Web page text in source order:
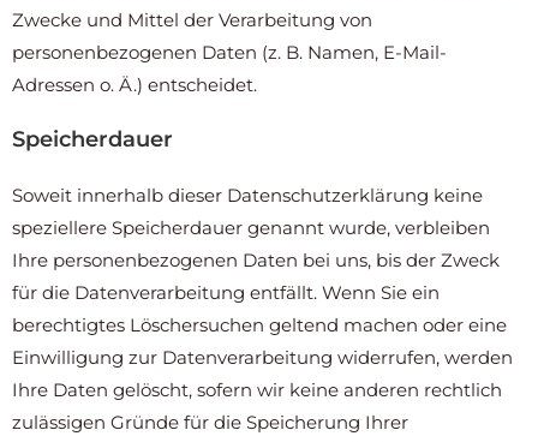
Zwecke und Mittel der Verarbeitung von
personenbezogenen Daten (z. B. Namen, E-Mail-
Adressen o. Ä.) entscheidet.
Speicherdauer
Soweit innerhalb dieser Datenschutzerklärung keine
speziellere Speicherdauer genannt wurde, verbleiben
Ihre personenbezogenen Daten bei uns, bis der Zweck
für die Datenverarbeitung entfällt. Wenn Sie ein
berechtigtes Löschersuchen geltend machen oder eine
Einwilligung zur Datenverarbeitung widerrufen, werden
Ihre Daten gelöscht, sofern wir keine anderen rechtlich
zulässigen Gründe für die Speicherung Ihrer